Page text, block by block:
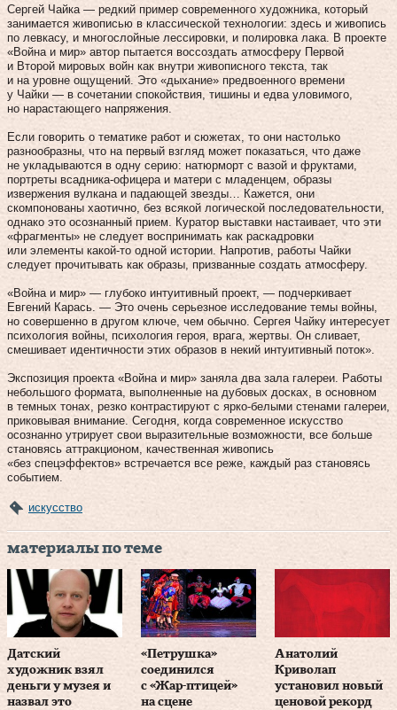
Сергей Чайка — редкий пример современного художника, который
занимается живописью в классической технологии: здесь и живопись
по левкасу, и многослойные лессировки, и полировка лака. В проекте
«Война и мир» автор пытается воссоздать атмосферу Первой
и Второй мировых войн как внутри живописного текста, так
и на уровне ощущений. Это «дыхание» предвоенного времени
у Чайки — в сочетании спокойствия, тишины и едва уловимого,
но нарастающего напряжения.
Если говорить о тематике работ и сюжетах, то они настолько
разнообразны, что на первый взгляд может показаться, что даже
не укладываются в одну серию: натюрморт с вазой и фруктами,
портреты всадника-офицера и матери с младенцем, образы
извержения вулкана и падающей звезды… Кажется, они
скомпонованы хаотично, без всякой логической последовательности,
однако это осознанный прием. Куратор выставки настаивает, что эти
«фрагменты» не следует воспринимать как раскадровки
или элементы какой‑то одной истории. Напротив, работы Чайки
следует прочитывать как образы, призванные создать атмосферу.
«Война и мир» — глубоко интуитивный проект, — подчеркивает
Евгений Карась. — Это очень серьезное исследование темы войны,
но совершенно в другом ключе, чем обычно. Сергея Чайку интересует
психология войны, психология героя, врага, жертвы. Он сливает,
смешивает идентичности этих образов в некий интуитивный поток».
Экспозиция проекта «Война и мир» заняла два зала галереи. Работы
небольшого формата, выполненные на дубовых досках, в основном
в темных тонах, резко контрастируют с ярко-белыми стенами галереи,
приковывая внимание. Сегодня, когда современное искусство
осознанно утрирует свои выразительные возможности, все больше
становясь аттракционом, качественная живопись
«без спецэффектов» встречается все реже, каждый раз становясь
событием.
искусство
материалы по теме
Датский
художник взял
деньги у музея и
назвал это
«Петрушка»
соединился
с «Жар-птицей»
на сцене
Анатолий
Криволап
установил новый
ценовой рекорд